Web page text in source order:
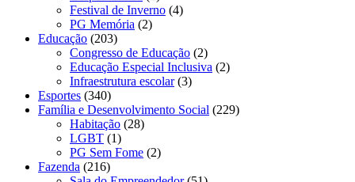
Festival de Inverno (4)
PG Memória (2)
Educação (203)
Congresso de Educação (2)
Educação Especial Inclusiva (2)
Infraestrutura escolar(3)
Esportes (340)
Família e Desenvolvimento Social (229)
Habitação (28)
LGBT (1)
PG Sem Fome (2)
Fazenda (216)